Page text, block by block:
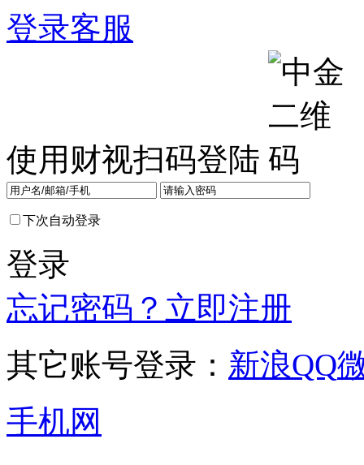
登录客服
使用财视扫码登陆
下次自动登录
登录
忘记密码？ 立即注册
其它账号登录： 新浪QQ
手机网